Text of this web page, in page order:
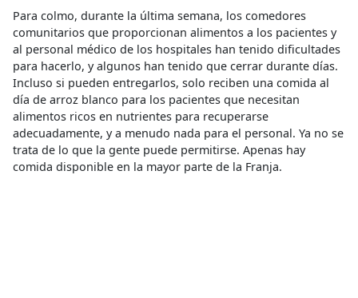
Para colmo, durante la última semana, los comedores
comunitarios que proporcionan alimentos a los pacientes y
al personal médico de los hospitales han tenido dificultades
para hacerlo, y algunos han tenido que cerrar durante días.
Incluso si pueden entregarlos, solo reciben una comida al
día de arroz blanco para los pacientes que necesitan
alimentos ricos en nutrientes para recuperarse
adecuadamente, y a menudo nada para el personal. Ya no se
trata de lo que la gente puede permitirse. Apenas hay
comida disponible en la mayor parte de la Franja.